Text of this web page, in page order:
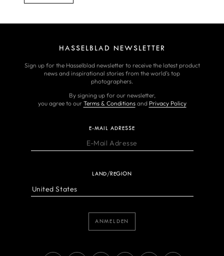
HASSELBLAD NEWSLETTER
Sign up for the Hasselblad newsletter to receive the latest product
news and inspirational stories from the world’s top
photographers.
By signing up for our newsletter,
you agree to our Terms & Conditionsand Privacy Policy
E-MAIL ADRESSE
LAND/REGION
ANMELDEN